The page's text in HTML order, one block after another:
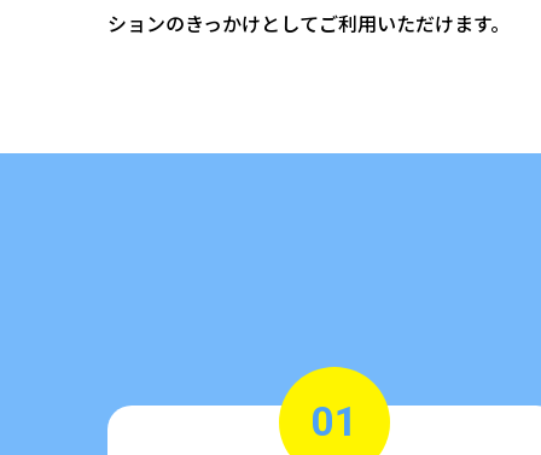
ションのきっかけとしてご利用いただけます。
01